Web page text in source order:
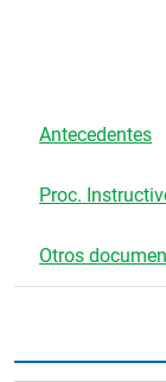
Antecedentes
Proc.
Otros